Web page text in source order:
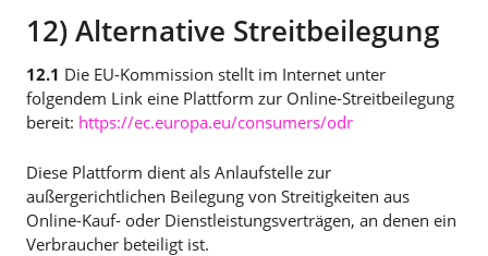
12) Alternative Streitbeilegung
12.1 Die EU-Kommission stellt im Internet unter
folgendem Link eine Plattform zur Online-Streitbeilegung
bereit: https://ec.europa.eu/consumers/odr
Diese Plattform dient als Anlaufstelle zur
außergerichtlichen Beilegung von Streitigkeiten aus
Online-Kauf- oder Dienstleistungsverträgen, an denen ein
Verbraucher beteiligt ist.